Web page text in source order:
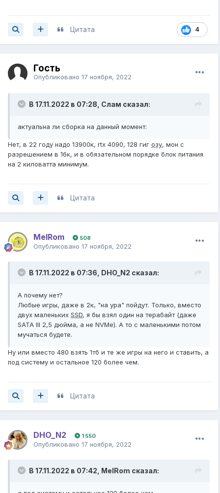
4
Цитата
Гость
Опубликовано 17 ноября, 2022
В 17.11.2022 в 07:28, Слам сказал:
актуальна ли сборка на данный момент:
Нет, в 22 году надо 13900к, rtx 4090, 128 гиг озу, мон с
разрешением в 16к, и в обязательном порядке блок питания
на 2 киловатта минимум.
Цитата
MelRom 508
Опубликовано 17 ноября, 2022
В 17.11.2022 в 07:36, DHO_N2 сказал:
А почему нет?
Любые игры, даже в 2к, "на ура" пойдут. Только, вместо
двух маленьких SSD, я бы взял один на терабайт (даже
SATA III 2,5 дюйма, а не NVMe). А то с маленькими потом
мучаться будете.
Ну или вместо 480 взять 1тб и те же игры на него и ставить, а
под систему и остальное 120 более чем.
Цитата
DHO_N2 1 550
Опубликовано 17 ноября, 2022
В 17.11.2022 в 07:42, MelRom сказал: